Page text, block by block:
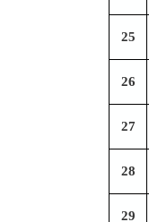
25
26
27
28
29